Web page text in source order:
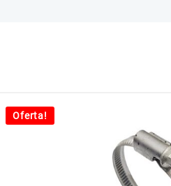
Oferta!